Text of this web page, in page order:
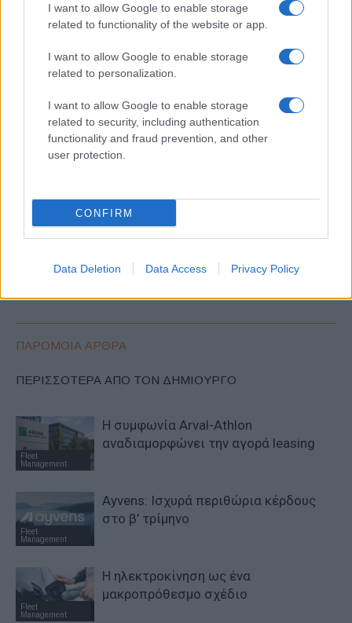
I want to allow Google to enable storage
related to functionality of the website or app.
I want to allow Google to enable storage
related to personalization.
I want to allow Google to enable storage
related to security, including authentication
functionality and fraud prevention, and other
user protection.
CONFIRM
Data Deletion Data Access Privacy Policy
ACEA
Προηγούμενο άρθρο
στην Ελλάδα με υβριδικές και
Bahn για πάνω από 3.000
ΠΑΡΟΜΟΙΑ ΑΡΘΡΑ
ΠΕΡΙΣΣΟΤΕΡΑ ΑΠΟ ΤΟΝ ΔΗΜΙΟΥΡΓΟ
Fleet
Management
Η συμφωνία Arval-Athlon
αναδιαμορφώνει την αγορά leasing
Fleet
Management
Ayvens: Iσχυρά περιθώρια κέρδους
στο β’ τρίμηνο
Fleet
Management
Η ηλεκτροκίνηση ως ένα
μακροπρόθεσμο σχέδιο